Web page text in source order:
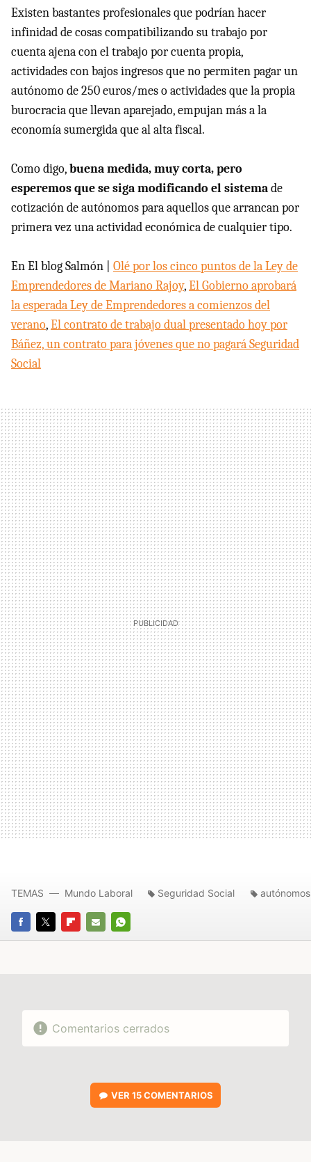
Existen bastantes profesionales que podrían hacer
infinidad de cosas compatibilizando su trabajo por
cuenta ajena con el trabajo por cuenta propia,
actividades con bajos ingresos que no permiten pagar un
autónomo de 250 euros/mes o actividades que la propia
burocracia que llevan aparejado, empujan más a la
economía sumergida que al alta fiscal.
Como digo,buena medida, muy corta, pero
esperemos que se siga modificando el sistemade
cotización de autónomos para aquellos que arrancan por
primera vez una actividad económica de cualquier tipo.
En El blog Salmón | Olé por los cinco puntos de la Ley de
Emprendedores de Mariano Rajoy,El Gobierno aprobará
la esperada Ley de Emprendedores a comienzos del
verano,El contrato de trabajo dual presentado hoy por
Báñez, un contrato para jóvenes que no pagará Seguridad
Social
FACEBOOK
TWITTERFLIPBOARD
E-
WHATSAPP
TEMAS Mundo Laboral Seguridad Social autónomos
Comentarios cerrados
VER15 COMENTARIOS